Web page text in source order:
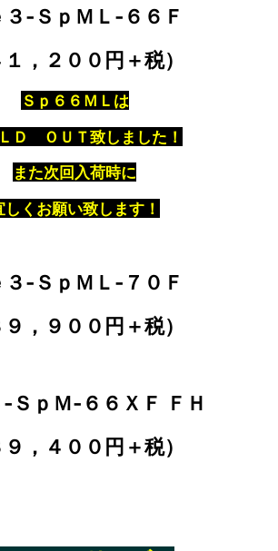
‐ＳｐＭＬ‐６６Ｆ
１，２００円＋税）
Ｓｐ６６ＭＬは
Ｄ ＯＵＴ致しました！
また次回入荷時に
しくお願い致します！
‐ＳｐＭＬ‐７０Ｆ
９，９００円＋税）
ＳｐＭ‐６６ＸＦ ＦＨ
９，４００円＋税）